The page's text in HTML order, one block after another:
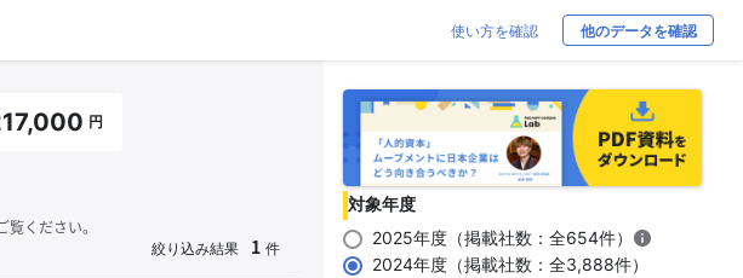
使い方を確認 他のデータを確認
円
ください。
絞り込み結果 1 件
対象年度
2025年度（掲載社数：全654件）
2024年度（掲載社数：全3,888件）